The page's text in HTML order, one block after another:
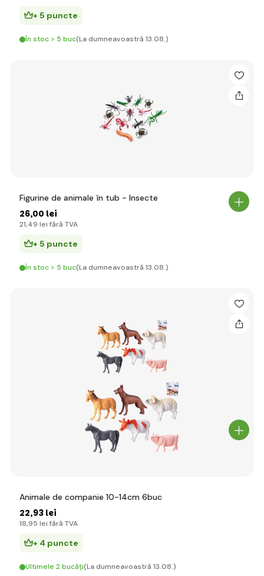
+ 5 puncte
În stoc > 5 buc(La dumneavoastră 13.08.)
Figurine de animale în tub - Insecte
26,00 lei
21,49 lei fără TVA
+ 5 puncte
În stoc > 5 buc(La dumneavoastră 13.08.)
Animale de companie 10-14cm 6buc
22,93 lei
18,95 lei fără TVA
+ 4 puncte
Ultimele 2 bucăți(La dumneavoastră 13.08.)